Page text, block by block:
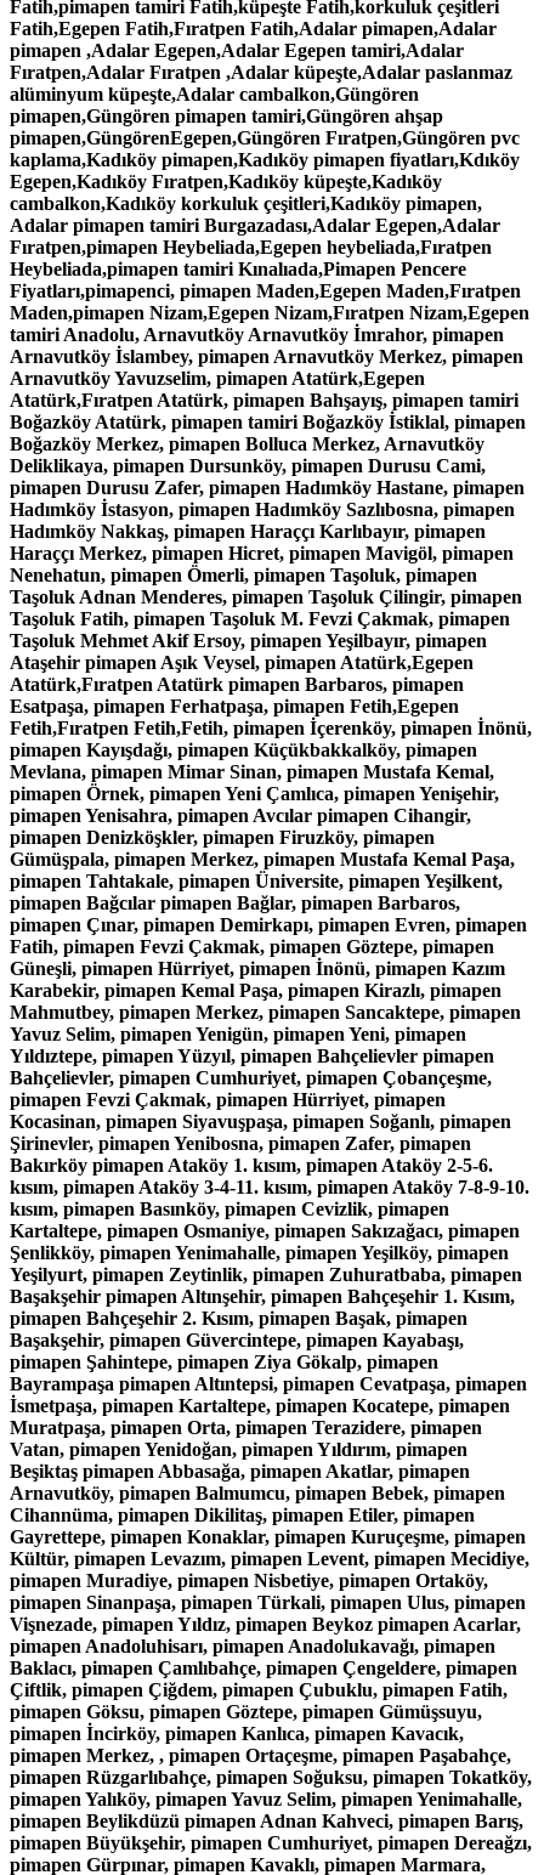
Fatih,pimapen tamiri Fatih,küpeşte Fatih,korkuluk çeşitleri
Fatih,Egepen Fatih,Fıratpen Fatih,Adalar pimapen,Adalar
pimapen ,Adalar Egepen,Adalar Egepen tamiri,Adalar
Fıratpen,Adalar Fıratpen ,Adalar küpeşte,Adalar paslanmaz
alüminyum küpeşte,Adalar cambalkon,Güngören
pimapen,Güngören pimapen tamiri,Güngören ahşap
pimapen,GüngörenEgepen,Güngören Fıratpen,Güngören pvc
kaplama,Kadıköy pimapen,Kadıköy pimapen fiyatları,Kdıköy
Egepen,Kadıköy Fıratpen,Kadıköy küpeşte,Kadıköy
cambalkon,Kadıköy korkuluk çeşitleri,Kadıköy pimapen,
Adalar pimapen tamiri Burgazadası,Adalar Egepen,Adalar
Fıratpen,pimapen Heybeliada,Egepen heybeliada,Fıratpen
Heybeliada,pimapen tamiri Kınalıada,Pimapen Pencere
Fiyatları,pimapenci, pimapen Maden,Egepen Maden,Fıratpen
Maden,pimapen Nizam,Egepen Nizam,Fıratpen Nizam,Egepen
tamiri Anadolu, Arnavutköy Arnavutköy İmrahor, pimapen
Arnavutköy İslambey, pimapen Arnavutköy Merkez, pimapen
Arnavutköy Yavuzselim, pimapen Atatürk,Egepen
Atatürk,Fıratpen Atatürk, pimapen Bahşayış, pimapen tamiri
Boğazköy Atatürk, pimapen tamiri Boğazköy İstiklal, pimapen
Boğazköy Merkez, pimapen Bolluca Merkez, Arnavutköy
Deliklikaya, pimapen Dursunköy, pimapen Durusu Cami,
pimapen Durusu Zafer, pimapen Hadımköy Hastane, pimapen
Hadımköy İstasyon, pimapen Hadımköy Sazlıbosna, pimapen
Hadımköy Nakkaş, pimapen Haraççı Karlıbayır, pimapen
Haraççı Merkez, pimapen Hicret, pimapen Mavigöl, pimapen
Nenehatun, pimapen Ömerli, pimapen Taşoluk, pimapen
Taşoluk Adnan Menderes, pimapen Taşoluk Çilingir, pimapen
Taşoluk Fatih, pimapen Taşoluk M. Fevzi Çakmak, pimapen
Taşoluk Mehmet Akif Ersoy, pimapen Yeşilbayır, pimapen
Ataşehir pimapen Aşık Veysel, pimapen Atatürk,Egepen
Atatürk,Fıratpen Atatürk pimapen Barbaros, pimapen
Esatpaşa, pimapen Ferhatpaşa, pimapen Fetih,Egepen
Fetih,Fıratpen Fetih,Fetih, pimapen İçerenköy, pimapen İnönü,
pimapen Kayışdağı, pimapen Küçükbakkalköy, pimapen
Mevlana, pimapen Mimar Sinan, pimapen Mustafa Kemal,
pimapen Örnek, pimapen Yeni Çamlıca, pimapen Yenişehir,
pimapen Yenisahra, pimapen Avcılar pimapen Cihangir,
pimapen Denizköşkler, pimapen Firuzköy, pimapen
Gümüşpala, pimapen Merkez, pimapen Mustafa Kemal Paşa,
pimapen Tahtakale, pimapen Üniversite, pimapen Yeşilkent,
pimapen Bağcılar pimapen Bağlar, pimapen Barbaros,
pimapen Çınar, pimapen Demirkapı, pimapen Evren, pimapen
Fatih, pimapen Fevzi Çakmak, pimapen Göztepe, pimapen
Güneşli, pimapen Hürriyet, pimapen İnönü, pimapen Kazım
Karabekir, pimapen Kemal Paşa, pimapen Kirazlı, pimapen
Mahmutbey, pimapen Merkez, pimapen Sancaktepe, pimapen
Yavuz Selim, pimapen Yenigün, pimapen Yeni, pimapen
Yıldıztepe, pimapen Yüzyıl, pimapen Bahçelievler pimapen
Bahçelievler, pimapen Cumhuriyet, pimapen Çobançeşme,
pimapen Fevzi Çakmak, pimapen Hürriyet, pimapen
Kocasinan, pimapen Siyavuşpaşa, pimapen Soğanlı, pimapen
Şirinevler, pimapen Yenibosna, pimapen Zafer, pimapen
Bakırköy pimapen Ataköy 1. kısım, pimapen Ataköy 2-5-6.
kısım, pimapen Ataköy 3-4-11. kısım, pimapen Ataköy 7-8-9-10.
kısım, pimapen Basınköy, pimapen Cevizlik, pimapen
Kartaltepe, pimapen Osmaniye, pimapen Sakızağacı, pimapen
Şenlikköy, pimapen Yenimahalle, pimapen Yeşilköy, pimapen
Yeşilyurt, pimapen Zeytinlik, pimapen Zuhuratbaba, pimapen
Başakşehir pimapen Altınşehir, pimapen Bahçeşehir 1. Kısım,
pimapen Bahçeşehir 2. Kısım, pimapen Başak, pimapen
Başakşehir, pimapen Güvercintepe, pimapen Kayabaşı,
pimapen Şahintepe, pimapen Ziya Gökalp, pimapen
Bayrampaşa pimapen Altıntepsi, pimapen Cevatpaşa, pimapen
İsmetpaşa, pimapen Kartaltepe, pimapen Kocatepe, pimapen
Muratpaşa, pimapen Orta, pimapen Terazidere, pimapen
Vatan, pimapen Yenidoğan, pimapen Yıldırım, pimapen
Beşiktaş pimapen Abbasağa, pimapen Akatlar, pimapen
Arnavutköy, pimapen Balmumcu, pimapen Bebek, pimapen
Cihannüma, pimapen Dikilitaş, pimapen Etiler, pimapen
Gayrettepe, pimapen Konaklar, pimapen Kuruçeşme, pimapen
Kültür, pimapen Levazım, pimapen Levent, pimapen Mecidiye,
pimapen Muradiye, pimapen Nisbetiye, pimapen Ortaköy,
pimapen Sinanpaşa, pimapen Türkali, pimapen Ulus, pimapen
Vişnezade, pimapen Yıldız, pimapen Beykoz pimapen Acarlar,
pimapen Anadoluhisarı, pimapen Anadolukavağı, pimapen
Baklacı, pimapen Çamlıbahçe, pimapen Çengeldere, pimapen
Çiftlik, pimapen Çiğdem, pimapen Çubuklu, pimapen Fatih,
pimapen Göksu, pimapen Göztepe, pimapen Gümüşsuyu,
pimapen İncirköy, pimapen Kanlıca, pimapen Kavacık,
pimapen Merkez, , pimapen Ortaçeşme, pimapen Paşabahçe,
pimapen Rüzgarlıbahçe, pimapen Soğuksu, pimapen Tokatköy,
pimapen Yalıköy, pimapen Yavuz Selim, pimapen Yenimahalle,
pimapen Beylikdüzü pimapen Adnan Kahveci, pimapen Barış,
pimapen Büyükşehir, pimapen Cumhuriyet, pimapen Dereağzı,
pimapen Gürpınar, pimapen Kavaklı, pimapen Marmara,